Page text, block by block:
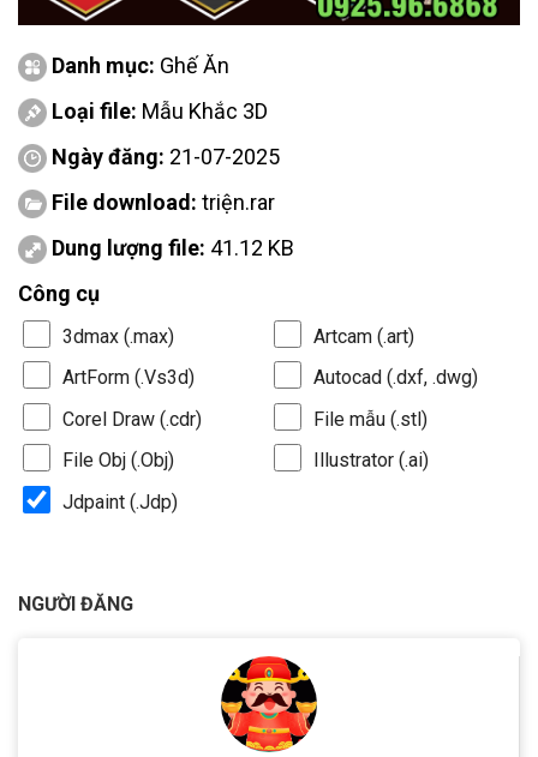
Danh mục: Ghế Ăn
Loại file: Mẫu Khắc 3D
Ngày đăng: 21-07-2025
File download: triện.rar
Dung lượng file: 41.12 KB
Công cụ
3dmax (.max)
Artcam (.art)
ArtForm (.Vs3d)
Autocad (.dxf, .dwg)
Corel Draw (.cdr)
File mẫu (.stl)
File Obj (.Obj)
Illustrator (.ai)
Jdpaint (.Jdp)
NGƯỜI ĐĂNG